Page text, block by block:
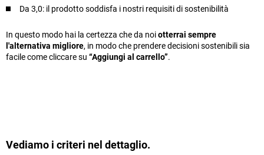
Da 3,0: il prodotto soddisfa i nostri requisiti di sostenibilità
In questo modo hai la certezza che da noiotterrai sempre
l'alternativa migliore, in modo che prendere decisioni sostenibili sia
facile come cliccare su “Aggiungi al carrello”.
Vediamo i criteri nel dettaglio.